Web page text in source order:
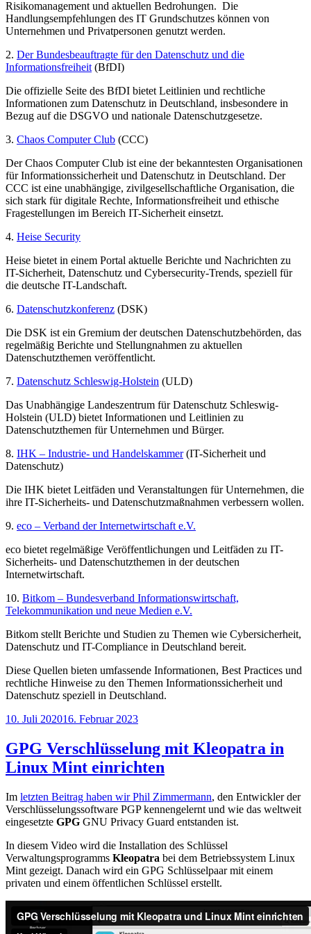
Risikomanagement und aktuellen Bedrohungen. Die
Handlungsempfehlungen des IT Grundschutzes können von
Unternehmen und Privatpersonen genutzt werden.
2. Der Bundesbeauftragte für den Datenschutz und die
Informationsfreiheit (BfDI)
Die offizielle Seite des BfDI bietet Leitlinien und rechtliche
Informationen zum Datenschutz in Deutschland, insbesondere in
Bezug auf die DSGVO und nationale Datenschutzgesetze.
3. Chaos Computer Club (CCC)
Der Chaos Computer Club ist eine der bekanntesten Organisationen
für Informationssicherheit und Datenschutz in Deutschland. Der
CCC ist eine unabhängige, zivilgesellschaftliche Organisation, die
sich stark für digitale Rechte, Informationsfreiheit und ethische
Fragestellungen im Bereich IT-Sicherheit einsetzt.
4. Heise Security
Heise bietet in einem Portal aktuelle Berichte und Nachrichten zu
IT-Sicherheit, Datenschutz und Cybersecurity-Trends, speziell für
die deutsche IT-Landschaft.
6. Datenschutzkonferenz (DSK)
Die DSK ist ein Gremium der deutschen Datenschutzbehörden, das
regelmäßig Berichte und Stellungnahmen zu aktuellen
Datenschutzthemen veröffentlicht.
7. Datenschutz Schleswig-Holstein (ULD)
Das Unabhängige Landeszentrum für Datenschutz Schleswig-
Holstein (ULD) bietet Informationen und Leitlinien zu
Datenschutzthemen für Unternehmen und Bürger.
8. IHK – Industrie- und Handelskammer(IT-Sicherheit und
Datenschutz)
Die IHK bietet Leitfäden und Veranstaltungen für Unternehmen, die
ihre IT-Sicherheits- und Datenschutzmaßnahmen verbessern wollen.
9. eco – Verband der Internetwirtschaft e.V.
eco bietet regelmäßige Veröffentlichungen und Leitfäden zu IT-
Sicherheits- und Datenschutzthemen in der deutschen
Internetwirtschaft.
10. Bitkom – Bundesverband Informationswirtschaft,
Telekommunikation und neue Medien e.V.
Bitkom stellt Berichte und Studien zu Themen wie Cybersicherheit,
Datenschutz und IT-Compliance in Deutschland bereit.
Diese Quellen bieten umfassende Informationen, Best Practices und
rechtliche Hinweise zu den Themen Informationssicherheit und
Datenschutz speziell in Deutschland.
Veröffentlicht
10. Juli 202016. Februar 2023
GPG Verschlüsselung mit Kleopatra in
Linux Mint einrichten
Im letzten Beitrag haben wir Phil Zimmermann, den Entwickler der
Verschlüsselungssoftware PGP kennengelernt und wie das weltweit
eingesetzte GPG GNU Privacy Guard entstanden ist.
In diesem Video wird die Installation des Schlüssel
Verwaltungsprogramms Kleopatra bei dem Betriebssystem Linux
Mint gezeigt. Danach wird ein GPG Schlüsselpaar mit einem
privaten und einem öffentlichen Schlüssel erstellt.